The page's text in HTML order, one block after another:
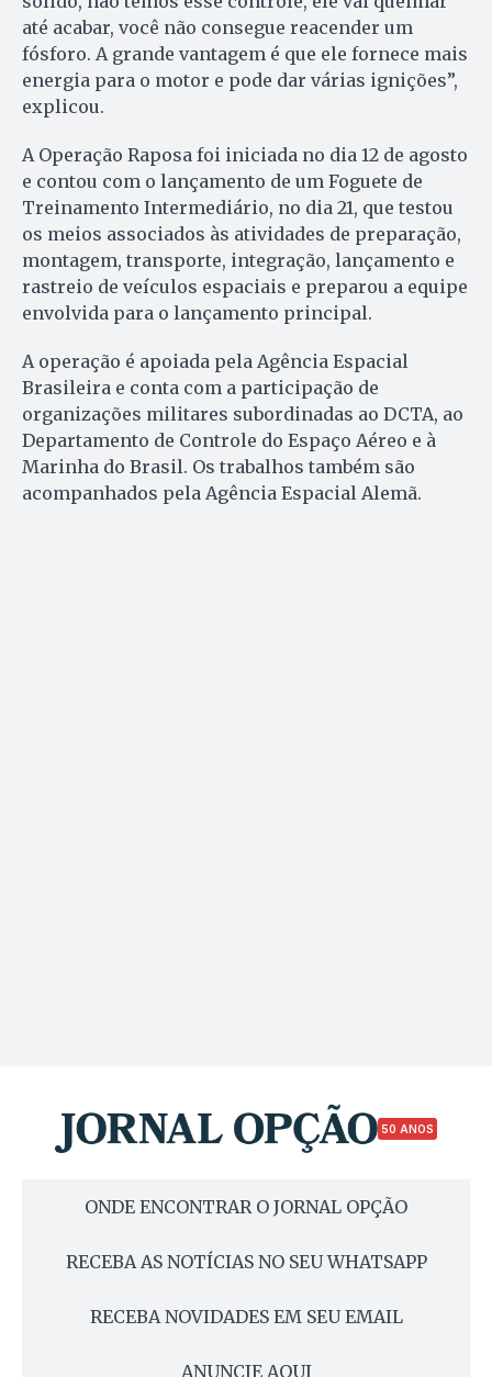
até acabar, você não consegue reacender um
fósforo. A grande vantagem é que ele fornece mais
energia para o motor e pode dar várias ignições”,
explicou.
A Operação Raposa foi iniciada no dia 12 de agosto
e contou com o lançamento de um Foguete de
Treinamento Intermediário, no dia 21, que testou
os meios associados às atividades de preparação,
montagem, transporte, integração, lançamento e
rastreio de veículos espaciais e preparou a equipe
envolvida para o lançamento principal.
A operação é apoiada pela Agência Espacial
Brasileira e conta com a participação de
organizações militares subordinadas ao DCTA, ao
Departamento de Controle do Espaço Aéreo e à
Marinha do Brasil. Os trabalhos também são
acompanhados pela Agência Espacial Alemã.
50 ANOS
ONDE ENCONTRAR O JORNAL OPÇÃO
RECEBA AS NOTÍCIAS NO SEU WHATSAPP
RECEBA NOVIDADES EM SEU EMAIL
ANUNCIE AQUI